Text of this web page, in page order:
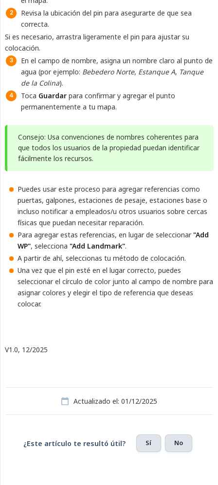
Revisa la ubicación del pin para asegurarte de que sea
correcta.
Si es necesario, arrastra ligeramente el pin para ajustar su
colocación.
En el campo de nombre, asigna un nombre claro al punto de
agua (por ejemplo: Bebedero Norte, Estanque A, Tanque
de la Colina).
Toca Guardar para confirmar y agregar el punto
permanentemente a tu mapa.
Consejo: Usa convenciones de nombres coherentes para
que todos los usuarios de la propiedad puedan identificar
fácilmente los recursos.
Puedes usar este proceso para agregar referencias como
puertas, galpones, estaciones de pesaje, estaciones base o
incluso notificar a empleados/u otros usuarios sobre cercas
físicas que puedan necesitar reparación.
Para agregar estas referencias, en lugar de seleccionar "Add
WP", selecciona "Add Landmark".
A partir de ahí, seleccionas tu método de colocación.
Una vez que el pin esté en el lugar correcto, puedes
seleccionar el círculo de color junto al campo de nombre para
asignar colores y elegir el tipo de referencia que deseas
colocar.
V1.0, 12/2025
Actualizado el: 01/12/2025
¿Este artículo te resultó útil? Sí No